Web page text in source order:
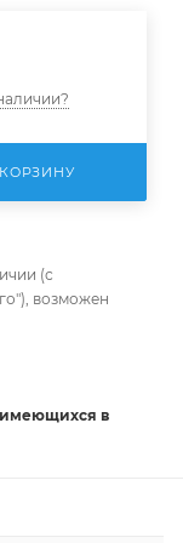
(с
возможен
имеющихся в